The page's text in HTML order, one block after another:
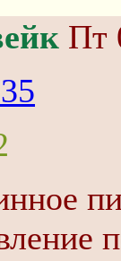
Пт